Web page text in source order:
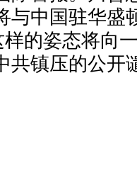
与中国驻华盛
样的姿态将向
镇压的公开